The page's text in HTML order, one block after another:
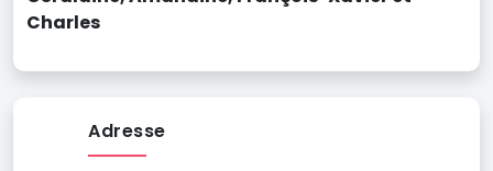
Charles
Adresse